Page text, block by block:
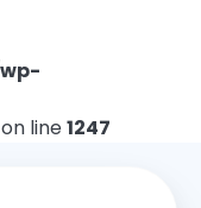
on line1247